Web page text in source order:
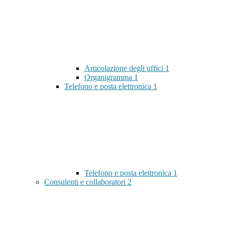
Articolazione degli uffici 1
Organigramma 1
Telefono e posta elettronica 1
Telefono e posta elettronica 1
Consulenti e collaboratori 2